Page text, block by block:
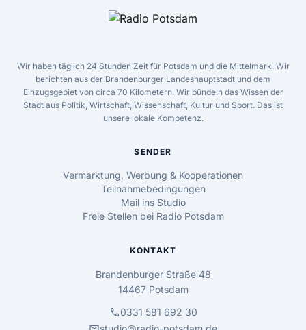
Wir haben täglich 24 Stunden Zeit für Potsdam und die Mittelmark. Wir
berichten aus der Brandenburger Landeshauptstadt und dem
Einzugsgebiet von circa 70 Kilometern. Wir bündeln das Wissen der
Stadt aus Politik, Wirtschaft, Wissenschaft, Kultur und Sport. Das ist
unsere lokale Kompetenz.
SENDER
Vermarktung, Werbung & Kooperationen
Teilnahmebedingungen
Mail ins Studio
Freie Stellen bei Radio Potsdam
KONTAKT
Brandenburger Straße 48
14467 Potsdam
call0331 581 692 30